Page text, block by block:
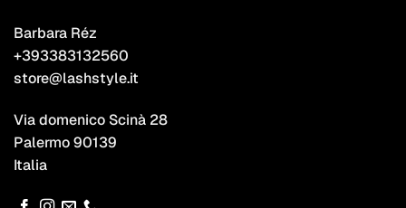
Barbara Réz
+393383132560
store@lashstyle.it
Via domenico Scinà 28
Palermo 90139
Italia